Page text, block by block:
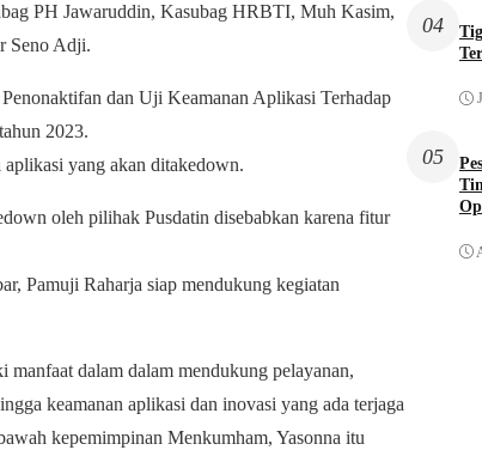
PH Jawaruddin, Kasubag HRBTI, Muh Kasim,
Seno Adji.
dan Uji Keamanan Aplikasi Terhadap
2023.
yang akan ditakedown.
oleh pilihak Pusdatin disebabkan karena fitur
Pamuji Raharja siap mendukung kegiatan
dalam dalam mendukung pelayanan,
keamanan aplikasi dan inovasi yang ada terjaga
kepemimpinan Menkumham, Yasonna itu
04
05